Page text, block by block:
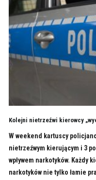
Kolejni nietrzeźwi kierowcy
W weekend kartuscy
nietrzeźwym kierującym i 3
wpływem narkotyków. Każdy
narkotyków nie tylko łamie